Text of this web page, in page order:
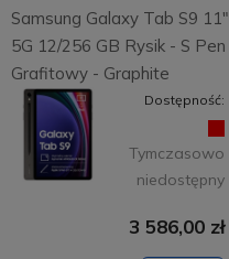
Samsung Galaxy Tab S9 11"
5G 12/256 GB Rysik - S Pen
Grafitowy - Graphite
Dostępność:
Tymczasowo
niedostępny
3 586,00 zł